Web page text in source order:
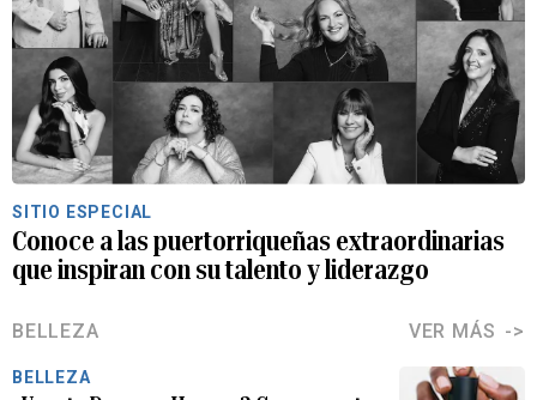
SITIO ESPECIAL
Conoce a las puertorriqueñas extraordinarias
que inspiran con su talento y liderazgo
BELLEZA VER MÁS
BELLEZA